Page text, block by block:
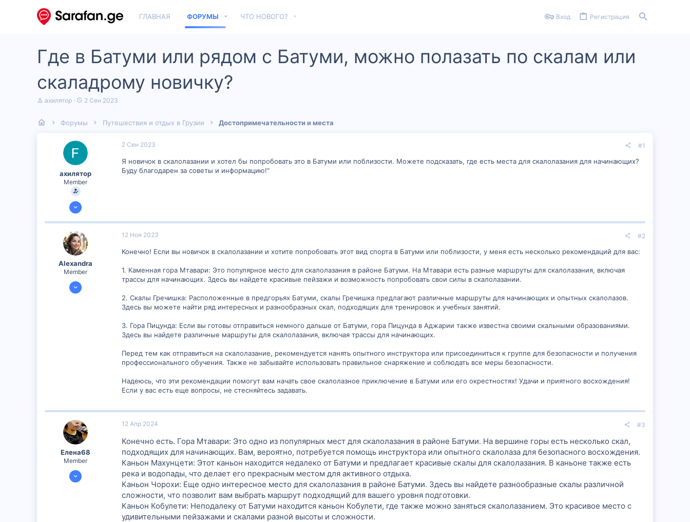
ГЛАВНАЯ ФОРУМЫ ЧТО НОВОГО? Вход Регистрация
Где в Батуми или рядом с Батуми, можно полазать по скалам или
скаладрому новичку?
А
о
ахилятор
Д
а
ч
а
а
2 Сен 2023
Форумы Путешествия и отдых в Грузии Достопримечательности и места
ахилятор
Member
31 Авг 2023
2 Сен 2023 #1
Я новичок в скалолазании и хотел бы попробовать это в Батуми или поблизости. Можете подсказать, где есть места для скалолазания для начинающих?
Буду благодарен за советы и информацию!"
Alexandra
Member
2 Сен 2023
12 Ноя 2023 #2
Конечно! Если вы новичок в скалолазании и хотите попробовать этот вид спорта в Батуми или поблизости, у меня есть несколько рекомендаций для вас:
1. Каменная гора Мтавари: Это популярное место для скалолазания в районе Батуми. На Мтавари есть разные маршруты для скалолазания, включая
трассы для начинающих. Здесь вы найдете красивые пейзажи и возможность попробовать свои силы в скалолазании.
2. Скалы Гречишка: Расположенные в предгорьях Батуми, скалы Гречишка предлагают различные маршруты для начинающих и опытных скалолазов.
Здесь вы можете найти ряд интересных и разнообразных скал, подходящих для тренировок и учебных занятий.
3. Гора Пицунда: Если вы готовы отправиться немного дальше от Батуми, гора Пицунда в Аджарии также известна своими скальными образованиями.
Здесь вы найдете различные маршруты для скалолазания, включая трассы для начинающих.
Перед тем как отправиться на скалолазание, рекомендуется нанять опытного инструктора или присоединиться к группе для безопасности и получения
профессионального обучения. Также не забывайте использовать правильное снаряжение и соблюдать все меры безопасности.
Надеюсь, что эти рекомендации помогут вам начать свое скалолазное приключение в Батуми или его окрестностях! Удачи и приятного восхождения!
Если у вас есть еще вопросы, не стесняйтесь задавать.
Елена68
Member
9 Апр 2024
12 Апр 2024 #3
Конечно есть. Гора Мтавари: Это одно из популярных мест для скалолазания в районе Батуми. На вершине горы есть несколько скал,
подходящих для начинающих. Вам, вероятно, потребуется помощь инструктора или опытного скалолаза для безопасного восхождения.
Каньон Махунцети: Этот каньон находится недалеко от Батуми и предлагает красивые скалы для скалолазания. В каньоне также есть
река и водопады, что делает его прекрасным местом для активного отдыха.
Каньон Чорохи: Еще одно интересное место для скалолазания в районе Батуми. Здесь вы найдете разнообразные скалы различной
сложности, что позволит вам выбрать маршрут подходящий для вашего уровня подготовки.
Каньон Кобулети: Неподалеку от Батуми находится каньон Кобулети, где также можно заняться скалолазанием. Это красивое место с
удивительными пейзажами и скалами разной высоты и сложности.